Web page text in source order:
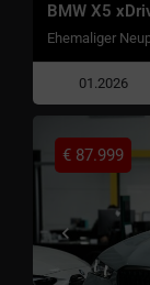
BMW X5
Ehemaliger
01.2026
€ 87.999